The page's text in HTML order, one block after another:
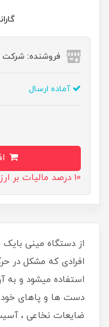
فروشنده: شرکت
آماده ارسال
10 درصد مالیات بر ارزش افزوده اضافه خواهد شد.
از دستگاه مینی بایک
افرادی که مشکل در
استفاده میشود و به
دست ها و پاهای خود
ضایعات نخاعی ،